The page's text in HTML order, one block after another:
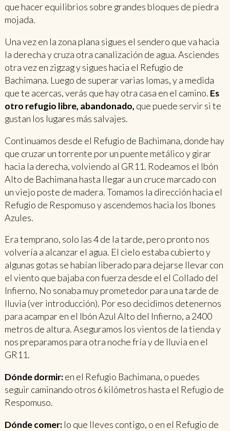
que hacer equilibrios sobre grandes bloques de piedra
mojada.
Una vez en la zona plana sigues el sendero que va hacia
la derecha y cruza otra canalización de agua. Asciendes
otra vez en zigzag y sigues hacia el Refugio de
Bachimana. Luego de superar varias lomas, y a medida
que te acercas, verás que hay otra casa en el camino. Es
otro refugio libre, abandonado, que puede servir si te
gustan los lugares más salvajes.
Continuamos desde el Refugio de Bachimana, donde hay
que cruzar un torrente por un puente metálico y girar
hacia la derecha, volviendo al GR11. Rodeamos el Ibón
Alto de Bachimana hasta llegar a un cruce marcado con
un viejo poste de madera. Tomamos la dirección hacia el
Refugio de Respomuso y ascendemos hacia los Ibones
Azules.
Era temprano, solo las 4 de la tarde, pero pronto nos
volvería a alcanzar el agua. El cielo estaba cubierto y
algunas gotas se habían liberado para dejarse llevar con
el viento que bajaba con fuerza desde el el Collado del
Infierno. No sonaba muy prometedor para una tarde de
lluvia (ver introducción). Por eso decidimos detenernos
para acampar en el Ibón Azul Alto del Infierno, a 2400
metros de altura. Aseguramos los vientos de la tienda y
nos preparamos para otra noche fría y de lluvia en el
GR11.
Dónde dormir:en el Refugio Bachimana, o puedes
seguir caminando otros 6 kilómetros hasta el Refugio de
Respomuso.
Dónde comer:lo que lleves contigo, o en el Refugio de